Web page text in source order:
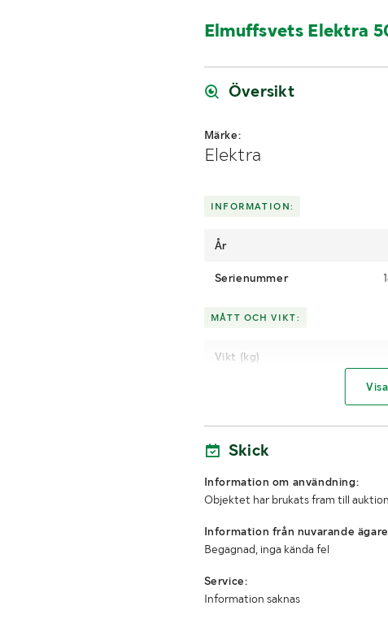
Elmuffsvets Elektra
Översikt
Märke:
Elektra
INFORMATION:
År
Serienummer
MÅTT OCH VIKT:
Vikt (kg)
Skick
Information om användning:
Objektet har brukats fram till
Information från nuvarande
Begagnad, inga kända fel
Service:
Information saknas